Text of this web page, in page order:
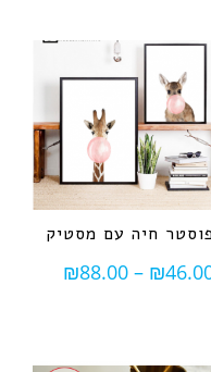
פוסטר חיה עם מסטיק
₪
–
₪88.00